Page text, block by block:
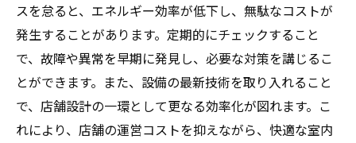
スを怠ると、エネルギー効率が低下し、無駄なコストが
発生することがあります。定期的にチェックすること
で、故障や異常を早期に発見し、必要な対策を講じるこ
とができます。また、設備の最新技術を取り入れること
で、店舗設計の一環として更なる効率化が図れます。こ
れにより、店舗の運営コストを抑えながら、快適な室内